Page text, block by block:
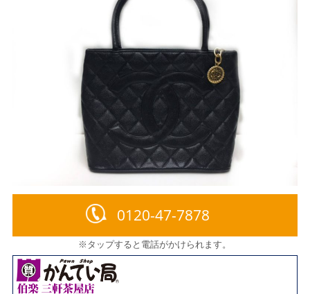
0120-47-7878
※タップすると電話がかけられます。